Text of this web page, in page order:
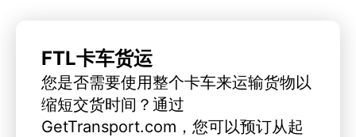
FTL卡车货运
您是否需要使用整个卡车来运输货物以
缩短交货时间？通过
GetTransport.com，您可以预订从起